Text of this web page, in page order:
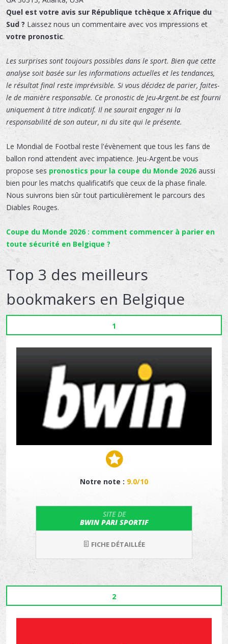
Quel est votre avis sur République tchèque x Afrique du
Sud ? Laissez nous un commentaire avec vos impressions et
votre pronostic.
Les surprises sont toujours possibles dans le sport. Bien que cette
analyse soit basée sur les informations actuelles et les tendances,
le résultat final reste imprévisible. Si vous décidez de parier, faites-
le de manière responsable. Ce pronostic de Jeu-Argent.be est fourni
uniquement à titre indicatif. Il ne saurait engager ni la
responsabilité de son auteur, ni du site qui le présente.
Le Mondial de Footbal reste l'évènement que tous les fans de
ballon rond attendent avec impatience. Jeu-Argent.be vous
propose ses pronostics pour la coupe du Monde 2026aussi
bien pour les matchs qualificatifs que ceux de la phase finale.
Nous suivrons bien sûr tout particulièrement le parcours des
Diables Rouges.
Coupe du Monde 2026 : comment commencer à parier en
toute sécurité en Belgique ?
Top 3 des meilleurs
bookmakers en Belgique
1
Notre note : 9.0/10
SITE DE
BWIN PARI SPORTIF
FICHE DÉTAILLÉE
2